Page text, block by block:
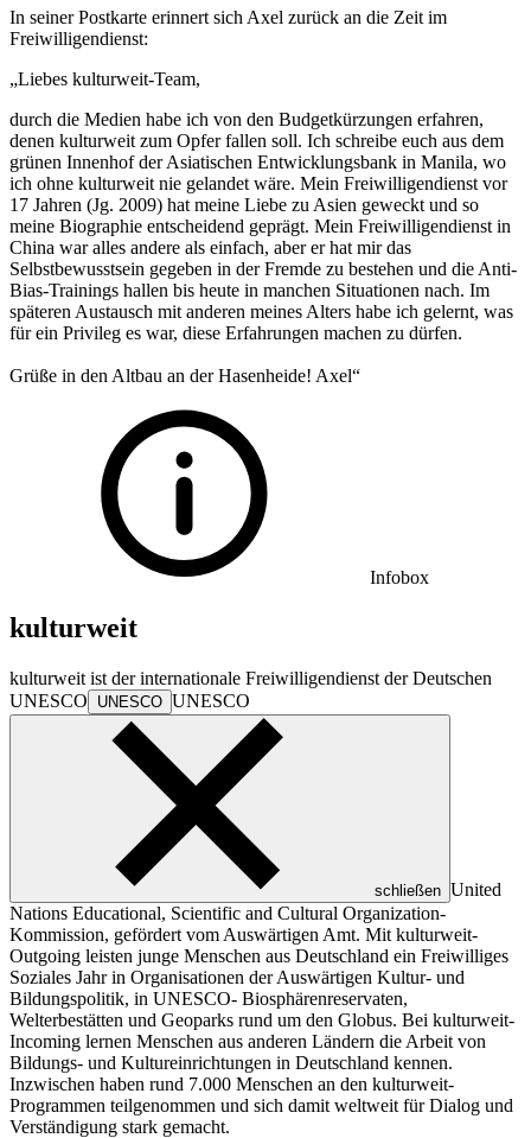
In seiner Postkarte erinnert sich Axel zurück an die Zeit im
Freiwilligendienst:
„Liebes kulturweit-Team,
durch die Medien habe ich von den Budgetkürzungen erfahren,
denen kulturweit zum Opfer fallen soll. Ich schreibe euch aus dem
grünen Innenhof der Asiatischen Entwicklungsbank in Manila, wo
ich ohne kulturweit nie gelandet wäre. Mein Freiwilligendienst vor
17 Jahren (Jg. 2009) hat meine Liebe zu Asien geweckt und so
meine Biographie entscheidend geprägt. Mein Freiwilligendienst in
China war alles andere als einfach, aber er hat mir das
Selbstbewusstsein gegeben in der Fremde zu bestehen und die Anti-
Bias-Trainings hallen bis heute in manchen Situationen nach. Im
späteren Austausch mit anderen meines Alters habe ich gelernt, was
für ein Privileg es war, diese Erfahrungen machen zu dürfen.
Grüße in den Altbau an der Hasenheide! Axel“
Infobox
kulturweit
kulturweit ist der internationale Freiwilligendienst der Deutschen
UNESCO
UNESCO UNESCO
schließen United
Nations Educational, Scientific and Cultural Organization-
Kommission, gefördert vom Auswärtigen Amt. Mit kulturweit-
Outgoing leisten junge Menschen aus Deutschland ein Freiwilliges
Soziales Jahr in Organisationen der Auswärtigen Kultur- und
Bildungspolitik, in UNESCO- Biosphärenreservaten,
Welterbestätten und Geoparks rund um den Globus. Bei kulturweit-
Incoming lernen Menschen aus anderen Ländern die Arbeit von
Bildungs- und Kultureinrichtungen in Deutschland kennen.
Inzwischen haben rund 7.000 Menschen an den kulturweit-
Programmen teilgenommen und sich damit weltweit für Dialog und
Verständigung stark gemacht.